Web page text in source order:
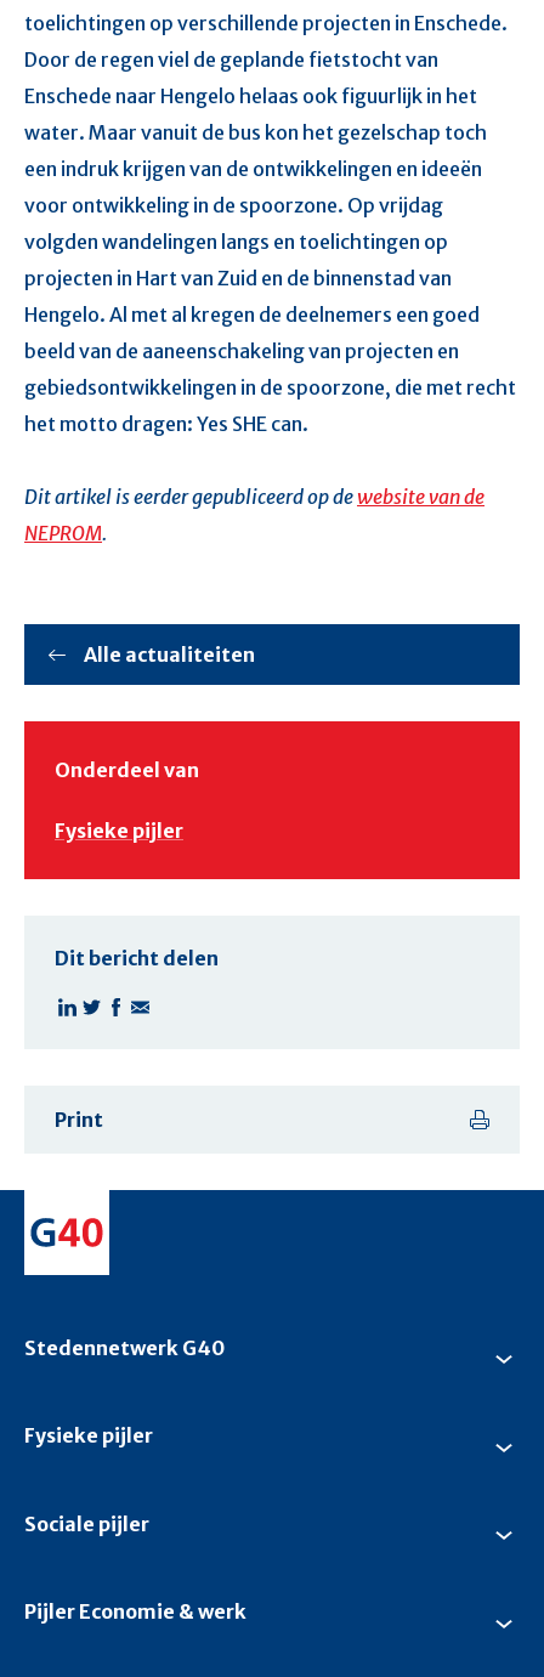
toelichtingen op verschillende projecten in Enschede.
Door de regen viel de geplande fietstocht van
Enschede naar Hengelo helaas ook figuurlijk in het
water. Maar vanuit de bus kon het gezelschap toch
een indruk krijgen van de ontwikkelingen en ideeën
voor ontwikkeling in de spoorzone. Op vrijdag
volgden wandelingen langs en toelichtingen op
projecten in Hart van Zuid en de binnenstad van
Hengelo. Al met al kregen de deelnemers een goed
beeld van de aaneenschakeling van projecten en
gebiedsontwikkelingen in de spoorzone, die met recht
het motto dragen: Yes SHE can.
Dit artikel is eerder gepubliceerd op dewebsite van de
NEPROM.
Alle actualiteiten
Onderdeel van
Fysieke pijler
Dit bericht delen
Print
Stedennetwerk G40
Fysieke pijler
Sociale pijler
Pijler Economie & werk